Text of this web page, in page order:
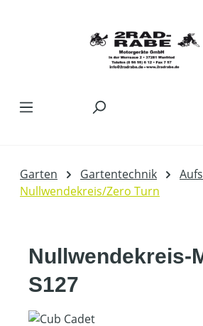
Garten Gartentechnik
Nullwendekreis/Zero Turn
Nullwendekreis-
S127